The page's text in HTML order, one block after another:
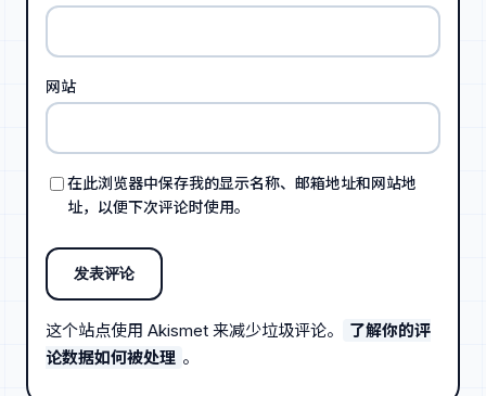
网站
在此浏览器中保存我的显示名称、邮箱地址和网站地
址，以便下次评论时使用。
这个站点使用 Akismet 来减少垃圾评论。
了解你的评
论数据如何被处理 。